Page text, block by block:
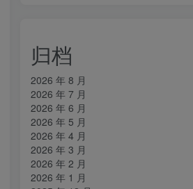
归档
2026 年 8 月
2026 年 7 月
2026 年 6 月
2026 年 5 月
2026 年 4 月
2026 年 3 月
2026 年 2 月
2026 年 1 月